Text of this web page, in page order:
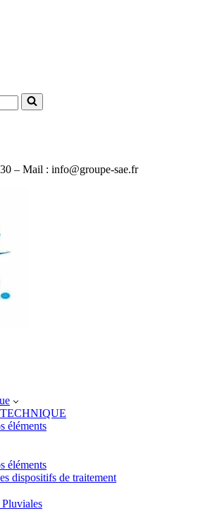
– Mail : info@groupe-sae.fr
éléments
éléments
dispositifs de traitement